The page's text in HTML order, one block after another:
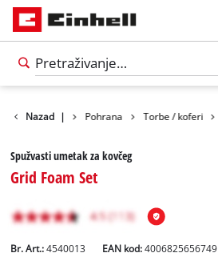
Nazad |
Pribor Pohrana Torbe / koferi
Spužvasti umetak za kovčeg
Grid Foam Set
Br. Art.: 4540013 EAN kod:4006825656749